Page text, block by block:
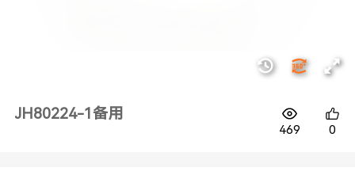
JH80224-1备用
469 0